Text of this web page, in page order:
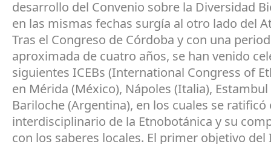
desarrollo del Convenio sobre la Diversidad
en las mismas fechas surgía al otro lado del
Tras el Congreso de Córdoba y con una
aproximada de cuatro años, se han venido
siguientes ICEBs (International Congress of
en Mérida (México), Nápoles (Italia), Estambul
Bariloche (Argentina), en los cuales se ratificó
interdisciplinario de la Etnobotánica y su
con los saberes locales. El primer objetivo del